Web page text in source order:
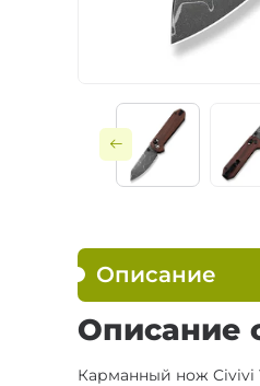
Описание
Описание
Карманный нож Civivi